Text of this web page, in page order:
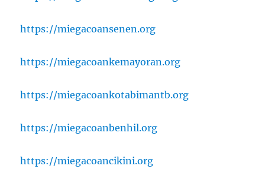
https://miegacoansenen.org
https://miegacoankemayoran.org
https://miegacoankotabimantb.org
https://miegacoanbenhil.org
https://miegacoancikini.org